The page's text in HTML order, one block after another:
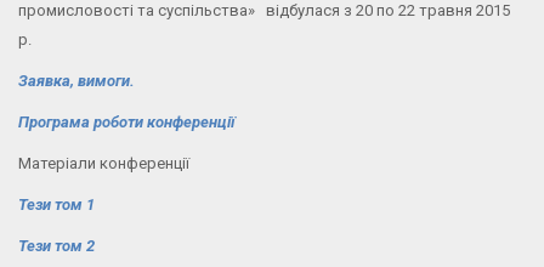
промисловості та суспільства» відбулася з 20 по 22 травня 2015
р.
Заявка, вимоги.
Програма роботи конференції
Матеріали конференції
Тези том 1
Тези том 2